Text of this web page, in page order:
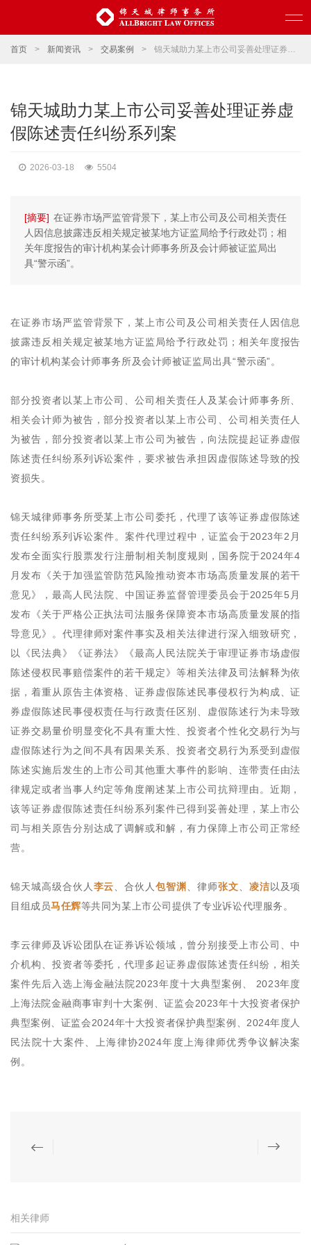
首页 > 新闻资讯 > 交易案例 > 锦天城助力某上市公司妥善处理证券虚假陈述责任纠纷系列案
锦天城助力某上市公司妥善处理证券虚
假陈述责任纠纷系列案
2026-03-18 5504
[摘要] 在证券市场严监管背景下，某上市公司及公司相关责任
人因信息披露违反相关规定被某地方证监局给予行政处罚；相
关年度报告的审计机构某会计师事务所及会计师被证监局出
具“警示函”。
在证券市场严监管背景下，某上市公司及公司相关责任人因信息
披露违反相关规定被某地方证监局给予行政处罚；相关年度报告
的审计机构某会计师事务所及会计师被证监局出具“警示函”。
部分投资者以某上市公司、公司相关责任人及某会计师事务所、
相关会计师为被告，部分投资者以某上市公司、公司相关责任人
为被告，部分投资者以某上市公司为被告，向法院提起证券虚假
陈述责任纠纷系列诉讼案件，要求被告承担因虚假陈述导致的投
资损失。
锦天城律师事务所受某上市公司委托，代理了该等证券虚假陈述
责任纠纷系列诉讼案件。案件代理过程中，证监会于2023年2月
发布全面实行股票发行注册制相关制度规则，国务院于2024年4
月发布《关于加强监管防范风险推动资本市场高质量发展的若干
意见》，最高人民法院、中国证券监督管理委员会于2025年5月
发布《关于严格公正执法司法服务保障资本市场高质量发展的指
导意见》。代理律师对案件事实及相关法律进行深入细致研究，
以《民法典》《证券法》《最高人民法院关于审理证券市场虚假
陈述侵权民事赔偿案件的若干规定》等相关法律及司法解释为依
据，着重从原告主体资格、证券虚假陈述民事侵权行为构成、证
券虚假陈述民事侵权责任与行政责任区别、虚假陈述行为未导致
证券交易量价明显变化不具有重大性、投资者个性化交易行为与
虚假陈述行为之间不具有因果关系、投资者交易行为系受到虚假
陈述实施后发生的上市公司其他重大事件的影响、连带责任由法
律规定或者当事人约定等角度阐述某上市公司抗辩理由。近期，
该等证券虚假陈述责任纠纷系列案件已得到妥善处理，某上市公
司与相关原告分别达成了调解或和解，有力保障上市公司正常经
营。
锦天城高级合伙人 李云 、合伙人包智渊 、律师张文 凌洁以及项
目组成员马任辉等共同为某上市公司提供了专业诉讼代理服务。
李云律师及诉讼团队在证券诉讼领域，曾分别接受上市公司、中
介机构、投资者等委托，代理多起证券虚假陈述责任纠纷，相关
案件先后入选上海金融法院2023年度十大典型案例、 2023年度
上海法院金融商事审判十大案例、证监会2023年十大投资者保护
典型案例、证监会2024年十大投资者保护典型案例、2024年度人
民法院十大案件、上海律协2024年度上海律师优秀争议解决案
例。
相关律师